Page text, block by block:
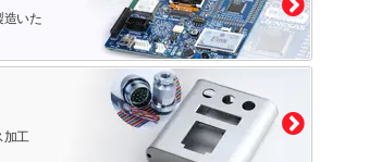
造いた
加工